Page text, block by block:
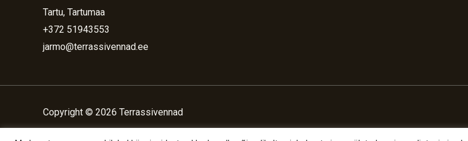
Tartu, Tartumaa
+372 51943553
jarmo@terrassivennad.ee
Copyright © 2026 Terrassivennad